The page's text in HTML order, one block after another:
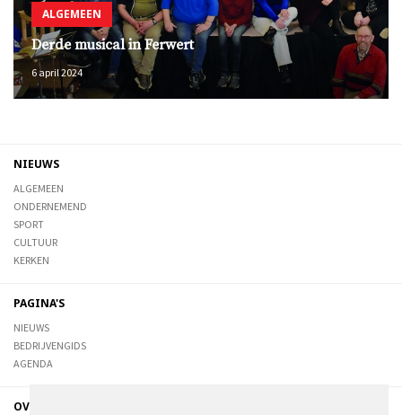
ALGEMEEN
Derde musical in Ferwert
6 april 2024
NIEUWS
ALGEMEEN
ONDERNEMEND
SPORT
CULTUUR
KERKEN
PAGINA'S
NIEUWS
BEDRIJVENGIDS
AGENDA
OVER DE STIENSER